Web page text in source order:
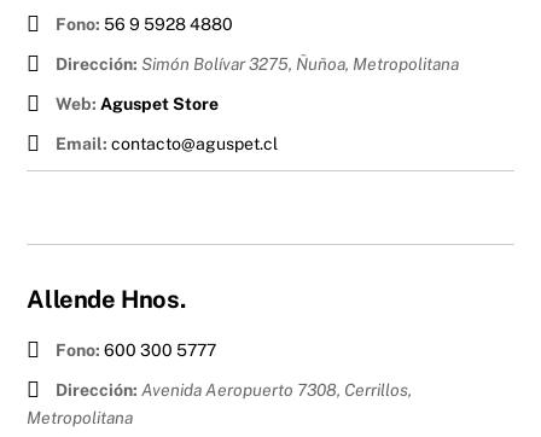
Fono: 56 9 5928 4880
Dirección: Simón Bolívar 3275, Ñuñoa, Metropolitana
Web: Aguspet Store
Email: contacto@aguspet.cl
Allende Hnos.
Fono: 600 300 5777
Dirección: Avenida Aeropuerto 7308, Cerrillos,
Metropolitana